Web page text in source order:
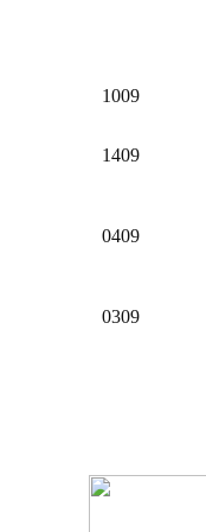
1009
1409
0409
0309